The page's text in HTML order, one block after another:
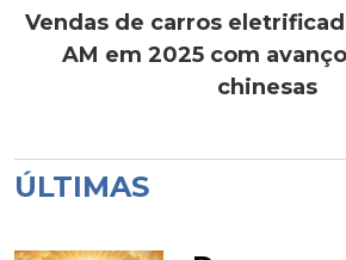
Vendas de carros
AM em 2025 com
chinesas
ÚLTIMAS